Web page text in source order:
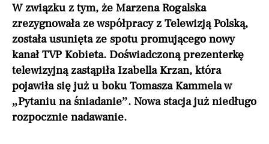
W związku z tym, że Marzena Rogalska
zrezygnowała ze współpracy z Telewizją Polską,
została usunięta ze spotu promującego nowy
kanał TVP Kobieta. Doświadczoną prezenterkę
telewizyjną zastąpiła Izabella Krzan, która
pojawiła się już u boku Tomasza Kammela w
„Pytaniu na śniadanie”. Nowa stacja już niedługo
rozpocznie nadawanie.